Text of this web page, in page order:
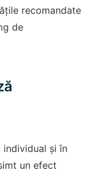
recomandate
de
individual și în
un efect